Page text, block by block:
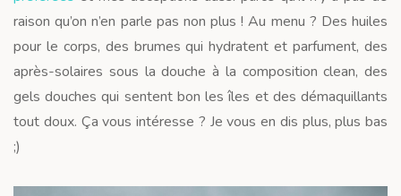
raison qu’on n’en parle pas non plus ! Au menu ? Des huiles
pour le corps, des brumes qui hydratent et parfument, des
après-solaires sous la douche à la composition clean, des
gels douches qui sentent bon les îles et des démaquillants
tout doux. Ça vous intéresse ? Je vous en dis plus, plus bas
;)